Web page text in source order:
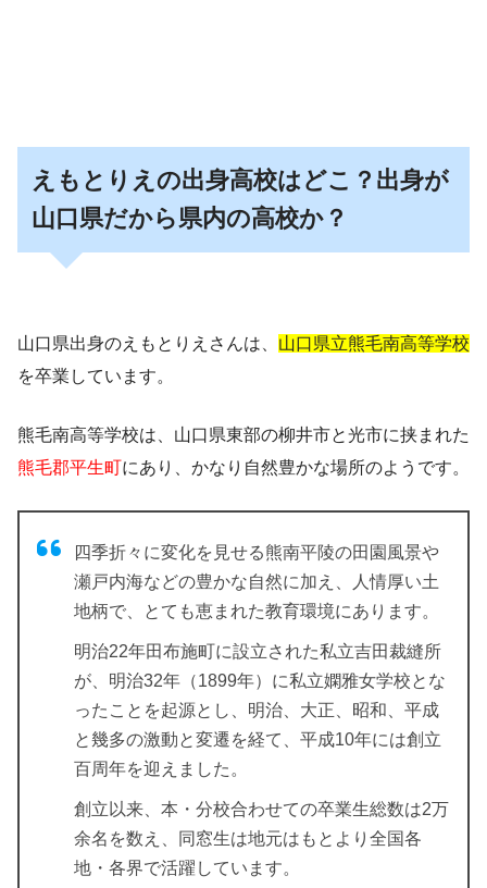
えもとりえの出身高校はどこ？出身が
山口県だから県内の高校か？
山口県出身のえもとりえさんは、 山口県立熊毛南高等学校
を卒業しています。
熊毛南高等学校は、山口県東部の柳井市と光市に挟まれた
熊毛郡平生町にあり、かなり自然豊かな場所のようです。
四季折々に変化を見せる熊南平陵の田園風景や
瀬戸内海などの豊かな自然に加え、人情厚い土
地柄で、とても恵まれた教育環境にあります。
明治22年田布施町に設立された私立吉田裁縫所
が、明治32年（1899年）に私立嫻雅女学校とな
ったことを起源とし、明治、大正、昭和、平成
と幾多の激動と変遷を経て、平成10年には創立
百周年を迎えました。
創立以来、本・分校合わせての卒業生総数は2万
余名を数え、同窓生は地元はもとより全国各
地・各界で活躍しています。